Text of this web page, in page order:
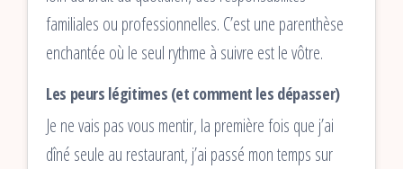
familiales ou professionnelles. C’est une parenthèse
enchantée où le seul rythme à suivre est le vôtre.
Les peurs légitimes (et comment les dépasser)
Je ne vais pas vous mentir, la première fois que j’ai
dîné seule au restaurant, j’ai passé mon temps sur